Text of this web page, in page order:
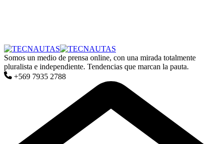
Somos un medio de prensa online, con una mirada totalmente
pluralista e independiente. Tendencias que marcan la pauta.
+569 7935 2788